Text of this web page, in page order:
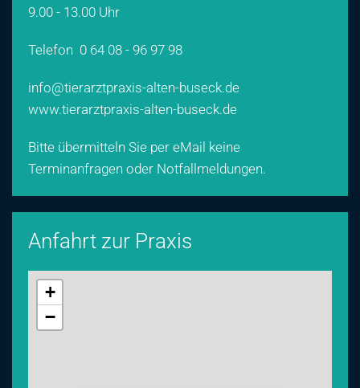
9.00 - 13.00 Uhr
Telefon 0 64 08 - 96 97 98
info@tierarztpraxis-alten-buseck.de
www.tierarztpraxis-alten-buseck.de
Bitte übermitteln Sie per eMail keine
Terminanfragen oder Notfallmeldungen.
Anfahrt zur Praxis
+
−